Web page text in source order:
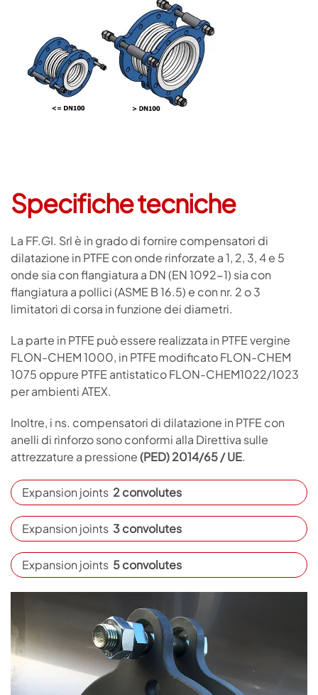
Specifiche tecniche
La FF.GI. Srl è in grado di fornire compensatori di
dilatazione in PTFE con onde rinforzate a 1, 2, 3, 4 e 5
onde sia con flangiatura a DN (EN 1092-1) sia con
flangiatura a pollici (ASME B 16.5) e con nr. 2 o 3
limitatori di corsa in funzione dei diametri.
La parte in PTFE può essere realizzata in PTFE vergine
FLON-CHEM 1000, in PTFE modificato FLON-CHEM
1075 oppure PTFE antistatico FLON-CHEM1022/1023
per ambienti ATEX.
Inoltre, i ns. compensatori di dilatazione in PTFE con
anelli di rinforzo sono conformi alla Direttiva sulle
attrezzature a pressione(PED) 2014/65 / UE.
Expansion joints 2 convolutes
Expansion joints 3 convolutes
Expansion joints 5 convolutes